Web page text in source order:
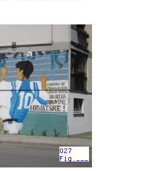
027
Fig.___